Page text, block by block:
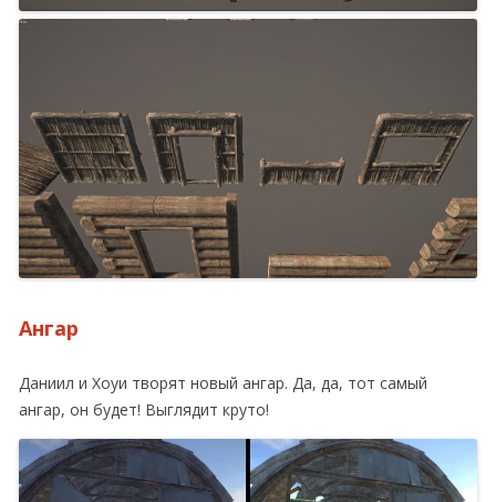
Ангар
Даниил и Хоуи творят новый ангар. Да, да, тот самый
ангар, он будет! Выглядит круто!